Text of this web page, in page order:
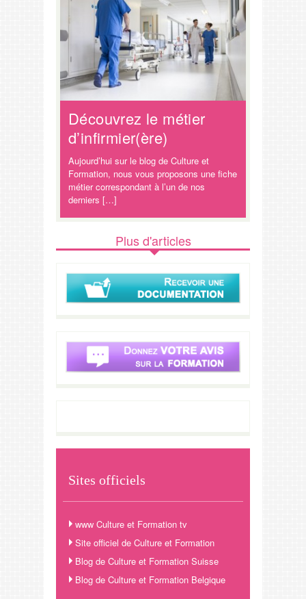
Découvrez le métier
d’infirmier(ère)
Aujourd’hui sur le blog de Culture et
Formation, nous vous proposons une fiche
métier correspondant à l’un de nos
derniers […]
Plus d'articles
Sites officiels
www Culture et Formation tv
Site officiel de Culture et Formation
Blog de Culture et Formation Suisse
Blog de Culture et Formation Belgique